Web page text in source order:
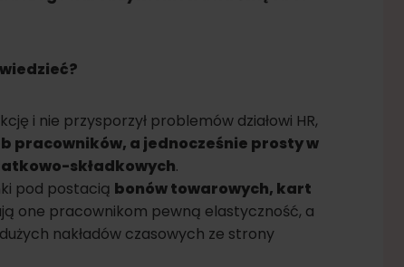
i nie przysporzył problemów działowi HR,
pracowników, a jednocześnie prosty w
składkowych.
pod postacią bonów towarowych, kart
one pracownikom pewną elastyczność, a
nakładów czasowych ze strony